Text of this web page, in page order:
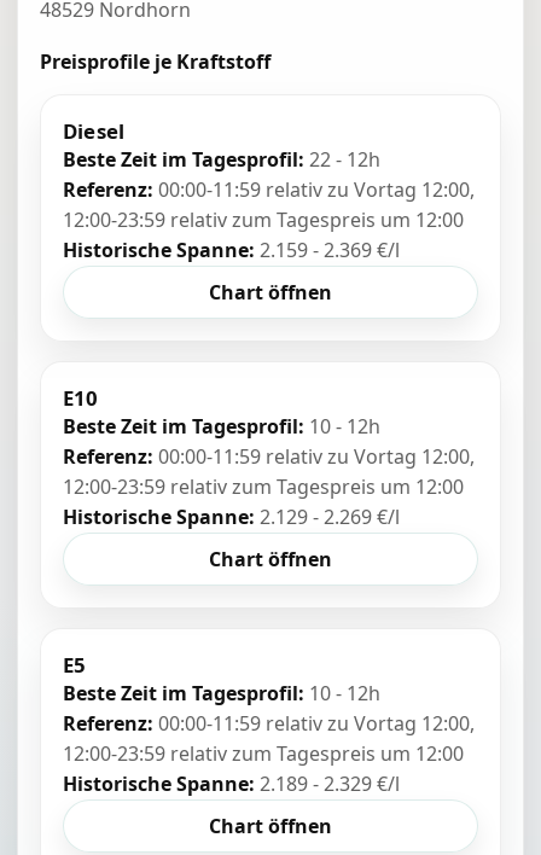
48529 Nordhorn
Preisprofile je Kraftstoff
Diesel
Beste Zeit im Tagesprofil: 22 - 12h
Referenz: 00:00-11:59 relativ zu Vortag 12:00,
12:00-23:59 relativ zum Tagespreis um 12:00
Historische Spanne: 2.159 - 2.369 €/l
Chart öffnen
E10
Beste Zeit im Tagesprofil: 10 - 12h
Referenz: 00:00-11:59 relativ zu Vortag 12:00,
12:00-23:59 relativ zum Tagespreis um 12:00
Historische Spanne: 2.129 - 2.269 €/l
Chart öffnen
E5
Beste Zeit im Tagesprofil: 10 - 12h
Referenz: 00:00-11:59 relativ zu Vortag 12:00,
12:00-23:59 relativ zum Tagespreis um 12:00
Historische Spanne: 2.189 - 2.329 €/l
Chart öffnen